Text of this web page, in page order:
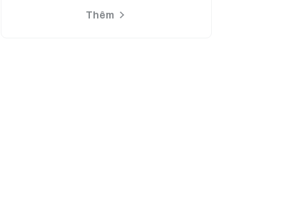
Thêm